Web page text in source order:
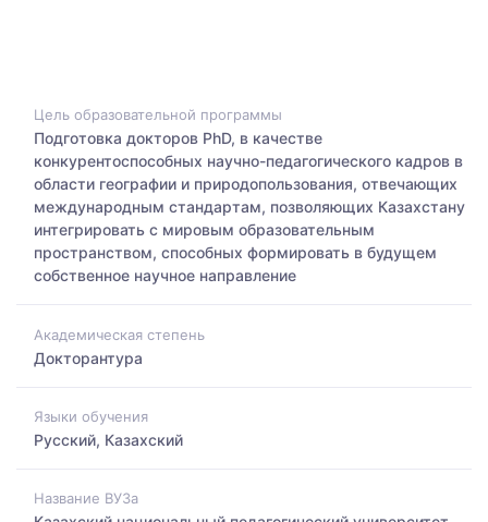
Цель образовательной программы
Подготовка докторов PhD, в качестве
конкурентоспособных научно-педагогического кадров в
области географии и природопользования, отвечающих
международным стандартам, позволяющих Казахстану
интегрировать с мировым образовательным
пространством, способных формировать в будущем
собственное научное направление
Академическая степень
Докторантура
Языки обучения
Русский, Казахский
Название ВУЗа